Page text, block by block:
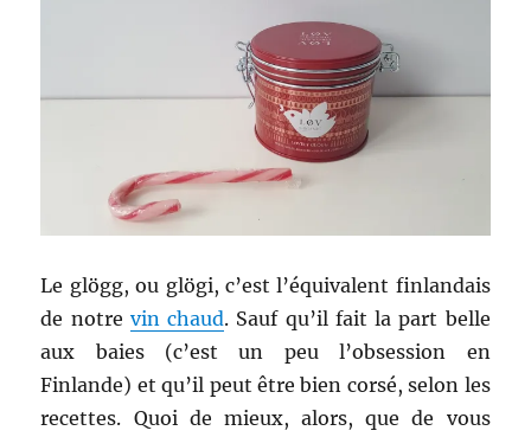
Le glögg, ou glögi, c’est l’équivalent finlandais
de notre vin chaud. Sauf qu’il fait la part belle
aux baies (c’est un peu l’obsession en
Finlande) et qu’il peut être bien corsé, selon les
recettes. Quoi de mieux, alors, que de vous